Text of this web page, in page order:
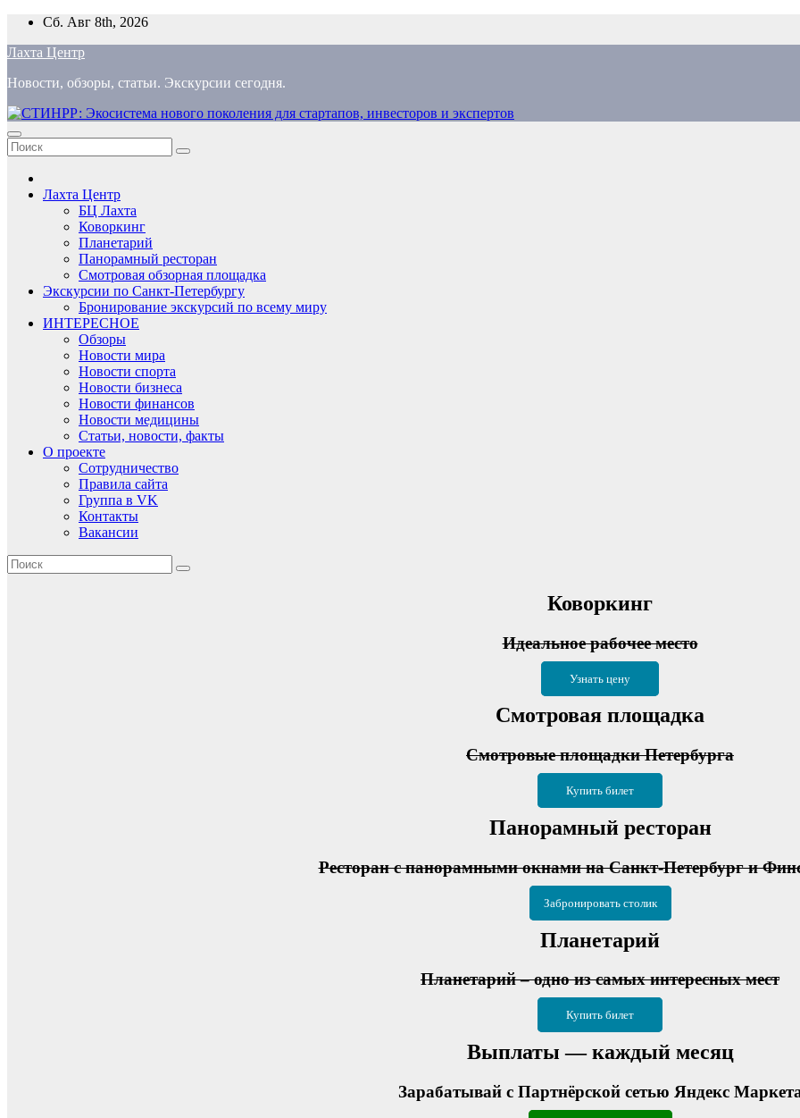
Перейти
содержимому
Сб. Авг 8th, 2026
Лахта Центр
Новости, обзоры, статьи. Экскурсии сегодня.
Лахта Центр
БЦ Лахта
Коворкинг
Планетарий
Панорамный ресторан
Смотровая обзорная площадка
Экскурсии по Санкт-Петербургу
Бронирование экскурсий по всему миру
ИНТЕРЕСНОЕ
Обзоры
Новости мира
Новости спорта
Новости бизнеса
Новости финансов
Новости медицины
Статьи, новости, факты
О проекте
Сотрудничество
Правила сайта
Группа в VK
Контакты
Вакансии
Коворкинг
Идеальное рабочее место
Узнать цену
Смотровая площадка
Смотровые площадки Петербурга
Купить билет
Панорамный ресторан
Ресторан с панорамными окнами на Санкт-Петербург и
Забронировать столик
Планетарий
Планетарий – одно из самых интересных мест
Купить билет
Выплаты — каждый месяц
Зарабатывай с Партнёрской сетью Яндекс